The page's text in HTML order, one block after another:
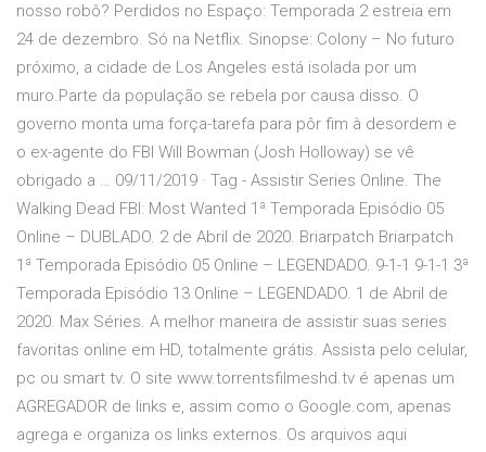
nosso robô? Perdidos no Espaço: Temporada 2 estreia em
24 de dezembro. Só na Netflix. Sinopse: Colony – No futuro
próximo, a cidade de Los Angeles está isolada por um
muro.Parte da população se rebela por causa disso. O
governo monta uma força-tarefa para pôr fim à desordem e
o ex-agente do FBI Will Bowman (Josh Holloway) se vê
obrigado a … 09/11/2019 · Tag - Assistir Series Online. The
Walking Dead FBI: Most Wanted 1ª Temporada Episódio 05
Online – DUBLADO. 2 de Abril de 2020. Briarpatch Briarpatch
1ª Temporada Episódio 05 Online – LEGENDADO. 9-1-1 9-1-1 3ª
Temporada Episódio 13 Online – LEGENDADO. 1 de Abril de
2020. Max Séries. A melhor maneira de assistir suas series
favoritas online em HD, totalmente grátis. Assista pelo celular,
pc ou smart tv. O site www.torrentsfilmeshd.tv é apenas um
AGREGADOR de links e, assim como o Google.com, apenas
agrega e organiza os links externos. Os arquivos aqui